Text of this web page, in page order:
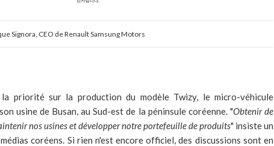
Signora, CEO de Renault Samsung Motors
priorité sur la production du modèle Twizy, le micro-véhicule
usine de Busan, au Sud-est de la péninsule coréenne. "Obtenir de
nos usines et développer notre portefeuille de produits" insiste un
coréens. Si rien n'est encore officiel, des discussions sont en